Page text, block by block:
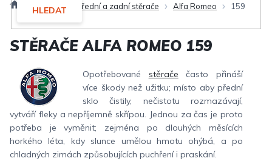
HLEDAT
Exteriér Přední a zadní stěrače Alfa Romeo 159
STĚRAČE ALFA ROMEO 159
Opotřebované stěrače často přináší
více škody než užitku; místo aby přední
sklo čistily, nečistotu rozmazávají,
vytváří fleky a nepříjemně skřípou. Jednou za čas je proto
potřeba je vyměnit; zejména po dlouhých měsících
horkého léta, kdy slunce umělou hmotu ohýbá, a po
chladných zimách způsobujících puchření i praskání.